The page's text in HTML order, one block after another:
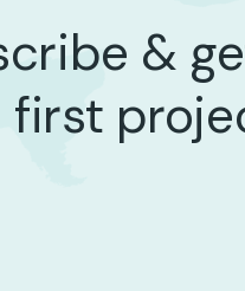
&
first